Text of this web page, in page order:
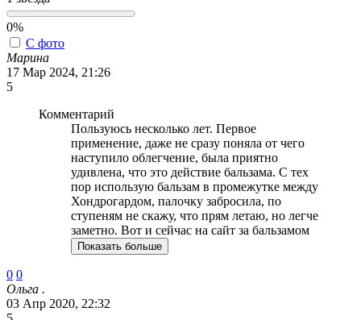
0%
С фото
Марина
17 Мар 2024, 21:26
5
Комментарий
Пользуюсь несколько лет. Первое
применение, даже не сразу поняла от чего
наступило облегчение, была приятно
удивлена, что это действие бальзама. С тех
пор использую бальзам в промежутке между
Хондрогардом, палочку забросила, по
ступеням не скажу, что прям летаю, но легче
заметно. Вот и сейчас на сайт за бальзамом
Показать больше
0 0
Ольга .
03 Апр 2020, 22:32